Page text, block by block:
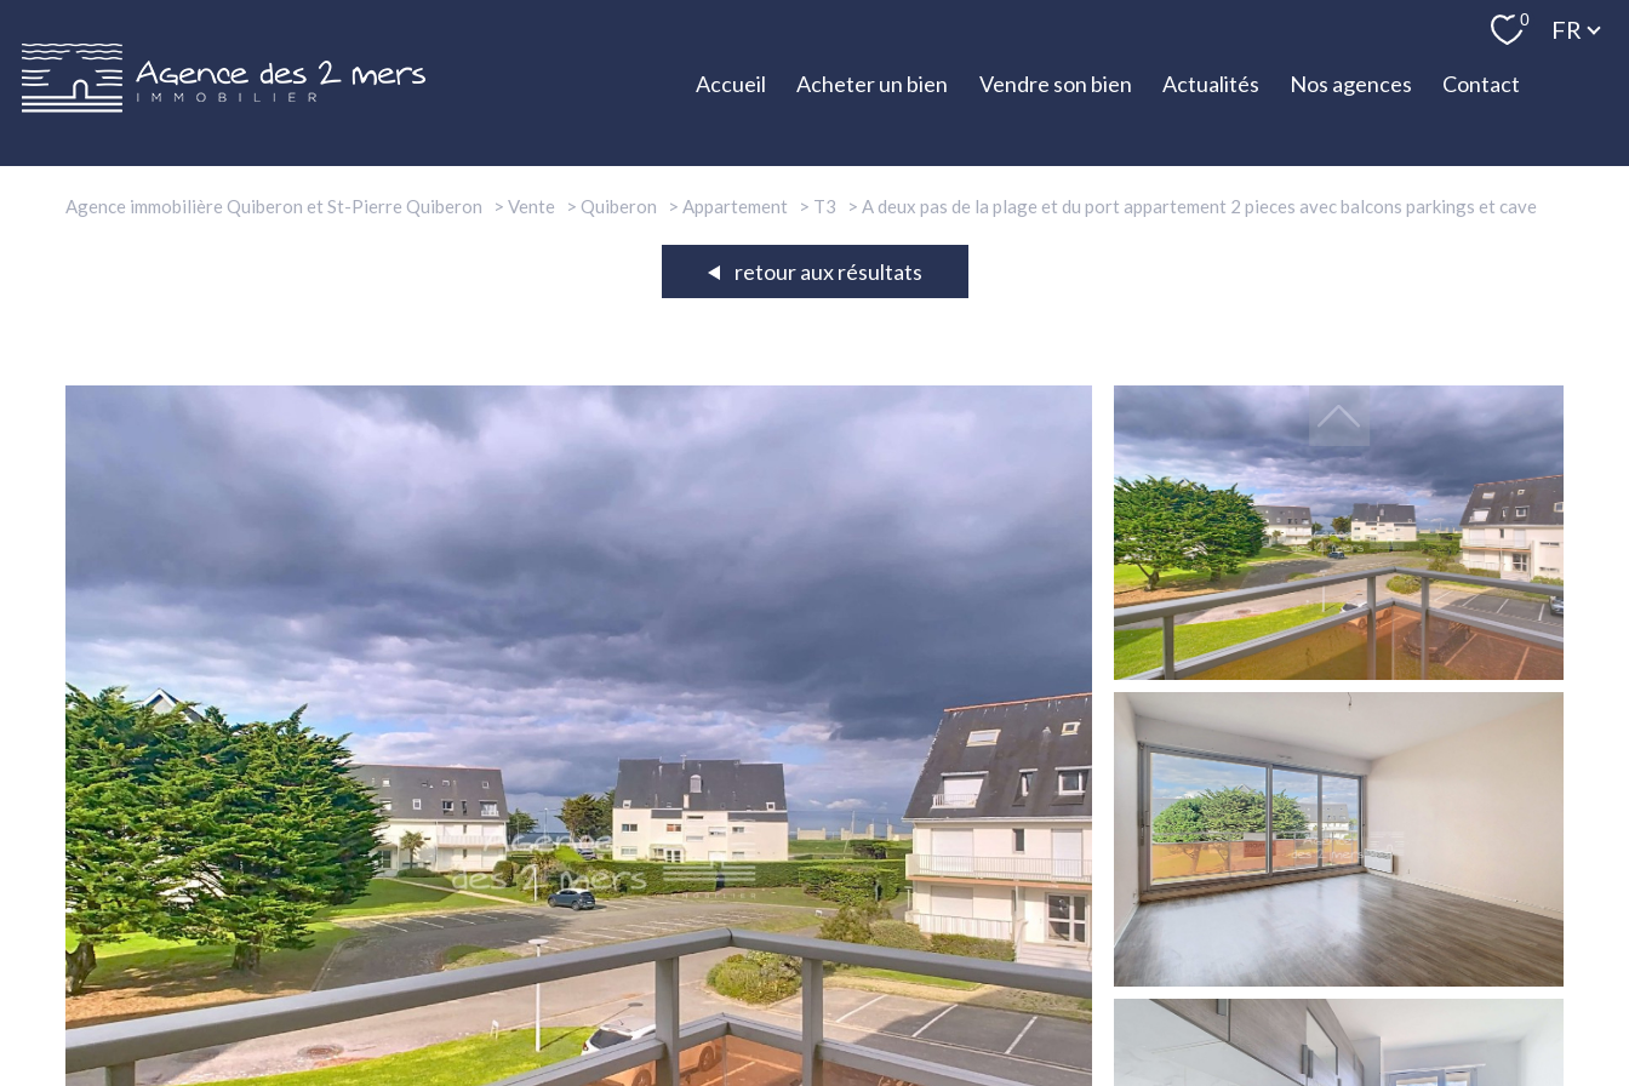
0 Langue
FR
Accueil Acheter un bien Vendre son bien Actualités Nos agences Contact
Agence immobilière Quiberon et St-Pierre Quiberon Vente Quiberon Appartement T3 A deux pas de la plage et du port appartement 2 pieces avec balcons parkings et cave
retour aux résultats